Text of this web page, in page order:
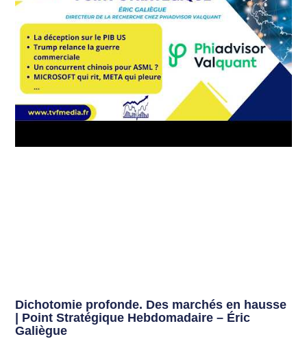
Dichotomie profonde. Des marchés en hausse
| Point Stratégique Hebdomadaire – Éric
Galiègue